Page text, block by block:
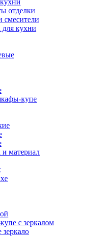
отделки
для кухни
купе
и материал
с зеркалом